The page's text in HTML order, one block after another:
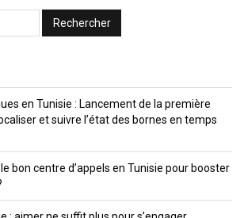
en Tunisie : Lancement de la première
et suivre l’état des bornes en temps
bon centre d’appels en Tunisie pour booster